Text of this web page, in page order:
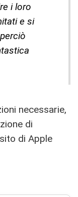
i loro
e si
necessarie,
di
di Apple